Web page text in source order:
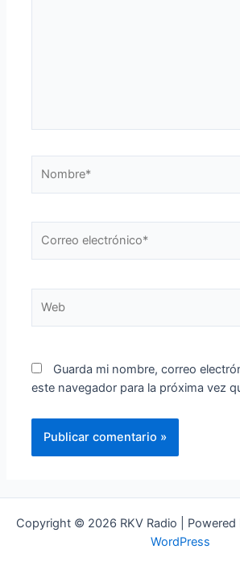
electrónico*
Guarda mi nombre, correo
este navegador para la próxima vez
Copyright © 2026 RKV Radio | Powered
WordPress